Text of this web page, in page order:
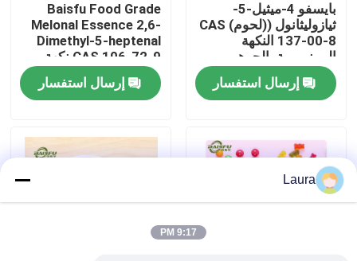
جولة في المصنع
مراقبة الجودة
اتصل بنا
أخبار
بايسفو 4-ميثيل-5-
ثيازوليثانول ((لحوم) CAS
137-00-8 النكهة
المونومرية، الجوهر
المضاف
إرسال استفسار
Baisfu Food Grade
Melonal Essence 2,6-
Dimethyl-5-heptenal
CAS 106-72-9 نكهة
البطيخ الطازجة
للمشروبات والعطور
اليومية
إرسال استفسار
Laura
9:17 PM